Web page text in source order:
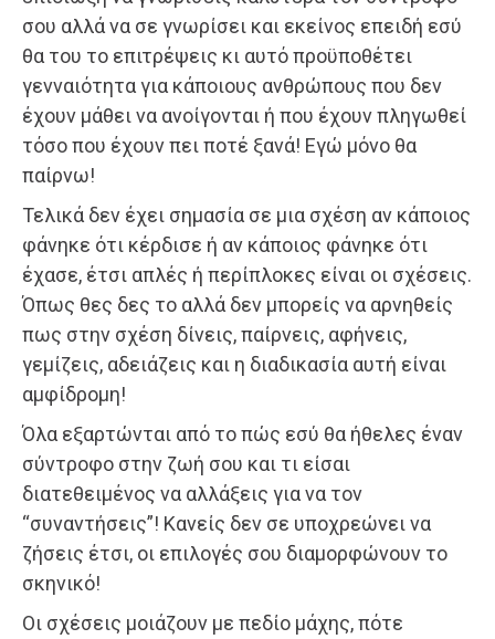
σου αλλά να σε γνωρίσει και εκείνος επειδή εσύ
θα του το επιτρέψεις κι αυτό προϋποθέτει
γενναιότητα για κάποιους ανθρώπους που δεν
έχουν μάθει να ανοίγονται ή που έχουν πληγωθεί
τόσο που έχουν πει ποτέ ξανά! Εγώ μόνο θα
παίρνω!
Τελικά δεν έχει σημασία σε μια σχέση αν κάποιος
φάνηκε ότι κέρδισε ή αν κάποιος φάνηκε ότι
έχασε, έτσι απλές ή περίπλοκες είναι οι σχέσεις.
Όπως θες δες το αλλά δεν μπορείς να αρνηθείς
πως στην σχέση δίνεις, παίρνεις, αφήνεις,
γεμίζεις, αδειάζεις και η διαδικασία αυτή είναι
αμφίδρομη!
Όλα εξαρτώνται από το πώς εσύ θα ήθελες έναν
σύντροφο στην ζωή σου και τι είσαι
διατεθειμένος να αλλάξεις για να τον
“συναντήσεις”! Κανείς δεν σε υποχρεώνει να
ζήσεις έτσι, οι επιλογές σου διαμορφώνουν το
σκηνικό!
Οι σχέσεις μοιάζουν με πεδίο μάχης, πότε